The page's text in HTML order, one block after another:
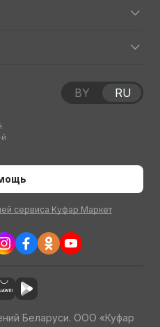
й
сервиса Куфар Маркет
BY RU
Беларуси. ООО «Куфар